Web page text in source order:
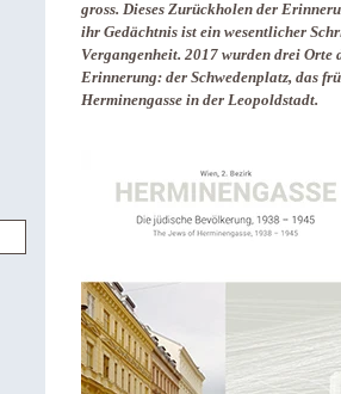
gross. Dieses Zurückholen der
ihr Gedächtnis ist ein wesentlicher
Vergangenheit. 2017 wurden drei Orte
Erinnerung: der Schwedenplatz, das
Herminengasse in der Leopoldstadt.